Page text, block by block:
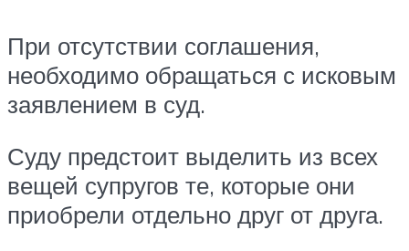
При отсутствии соглашения,
необходимо обращаться с исковым
заявлением в суд.
Суду предстоит выделить из всех
вещей супругов те, которые они
приобрели отдельно друг от друга.